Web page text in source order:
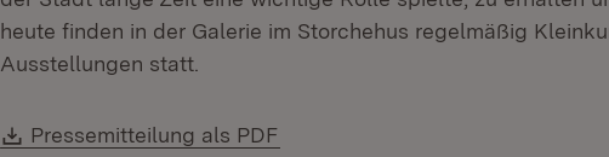
heute finden in der Galerie im Storchehus regelmäßig
Ausstellungen statt.
Download:
Pressemitteilung als PDF